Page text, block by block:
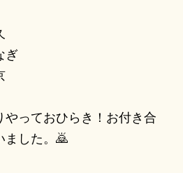
ぎ
っておひらき！お付き合
ました。🙇